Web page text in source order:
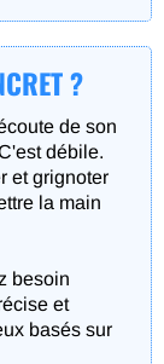
?
de son
débile.
et grignoter
la main
besoin
et
basés sur